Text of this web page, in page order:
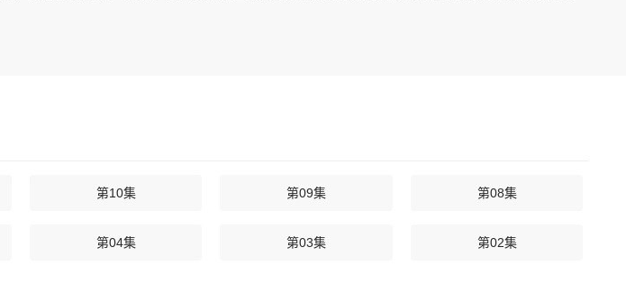
第10集 第09集 第08集
第04集 第03集 第02集